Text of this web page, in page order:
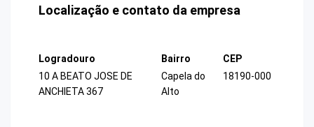
Localização e contato da empresa
Logradouro
10 A BEATO JOSE DE
ANCHIETA 367
Bairro
Capela do
Alto
CEP
18190-000